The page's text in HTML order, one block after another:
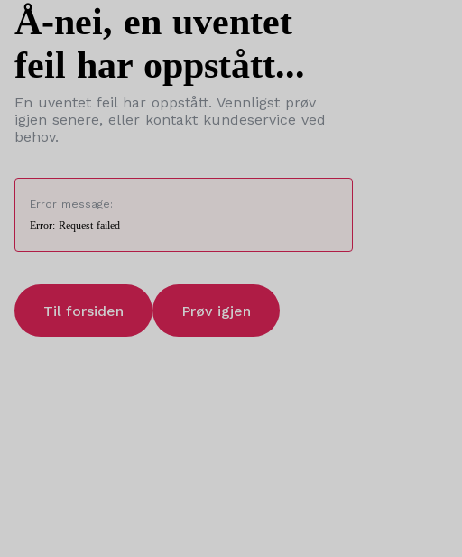
Å-nei, en uventet
feil har oppstått...
En uventet feil har oppstått. Vennligst prøv
igjen senere, eller kontakt kundeservice ved
behov.
Error message:
Error: Request failed
Til forsiden Prøv igjen